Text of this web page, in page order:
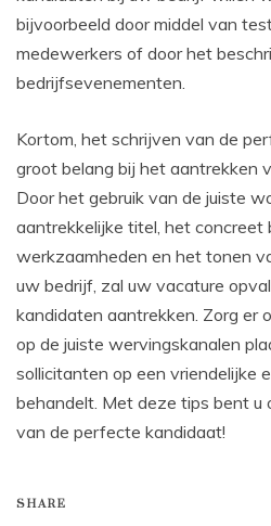
bijvoorbeeld door middel van
medewerkers of door het
bedrijfsevenementen.
Kortom, het schrijven van de
groot belang bij het aantrekken
Door het gebruik van de juiste
aantrekkelijke titel, het concreet
werkzaamheden en het tonen
uw bedrijf, zal uw vacature
kandidaten aantrekken. Zorg er
op de juiste wervingskanalen
sollicitanten op een vriendelijke
behandelt. Met deze tips bent u
van de perfecte kandidaat!
SHARE